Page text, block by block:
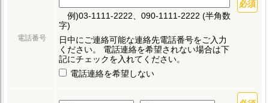
電話番号
例)03-1111-2222、090-1111-2222 (半角数
字)
日中にご連絡可能な連絡先電話番号をご入力
ください。
電話連絡を希望されない場合は下
記にチェックを入れてください。
電話連絡を希望しない